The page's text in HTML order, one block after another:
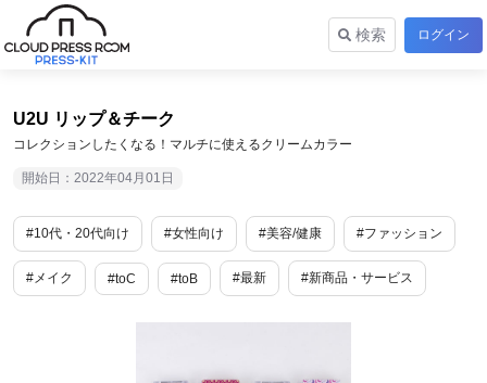
検索 ログイン
U2U リップ＆チーク
コレクションしたくなる！マルチに使えるクリームカラー
開始日：2022年04月01日
#10代・20代向け #女性向け #美容/健康 #ファッション
#メイク #toC #toB #最新 #新商品・サービス